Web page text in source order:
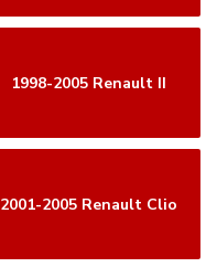
1998-2005 Renault II
2001-2005 Renault Clio